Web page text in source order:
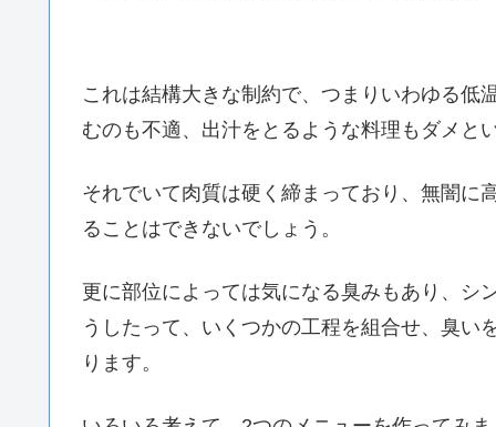
これは結構大きな制約で、つまりいわゆる低
むのも不適、出汁をとるような料理もダメと
それでいて肉質は硬く締まっており、無闇に
ることはできないでしょう。
更に部位によっては気になる臭みもあり、シ
うしたって、いくつかの工程を組合せ、臭い
ります。